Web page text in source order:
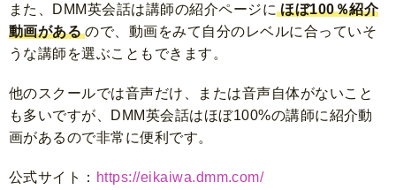
また、DMM英会話は講師の紹介ページに ほぼ100％紹介
動画がある ので、動画をみて自分のレベルに合っていそ
うな講師を選ぶこともできます。
他のスクールでは音声だけ、または音声自体がないこと
も多いですが、DMM英会話はほぼ100%の講師に紹介動
画があるので非常に便利です。
公式サイト： https://eikaiwa.dmm.com/